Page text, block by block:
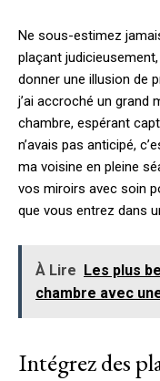
Ne sous-estimez
plaçant
donner une illusion de
j’ai accroché un grand
chambre, espérant
n’avais pas anticipé,
ma voisine en pleine
vos miroirs avec soin
que vous entrez dans
À Lire
Les plus
chambre avec
Intégrez des